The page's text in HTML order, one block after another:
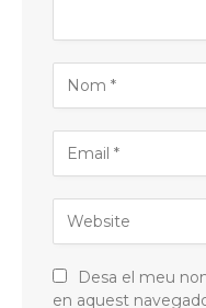
Desa el meu
en aquest